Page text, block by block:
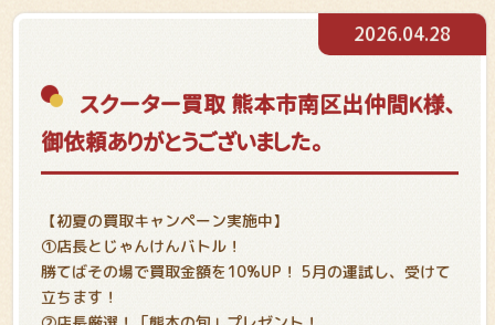
t
o
スクーター買取 熊本市南区出仲間K様、
御依頼ありがとうございました。
2026.04.28
【初夏の買取キャンペーン実施中】
①店長とじゃんけんバトル！
勝てばその場で買取金額を10%UP！ 5月の運試し、受けて
立ちます！